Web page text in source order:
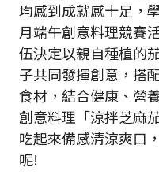
均感到成就感十足，
月端午創意料理競賽
伍決定以親自種植的
子共同發揮創意，搭
食材，結合健康、營
創意料理「涼拌芝麻
吃起來備感清涼爽口
呢!